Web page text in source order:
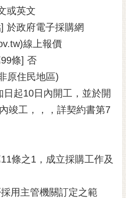
或英文
於政府電子採購網
線上報價
條] 否
原住民地區)
日起10日內開工，並於開
竣工，，，詳契約書第7
條之1，成立採購工作及
用主管機關訂定之範